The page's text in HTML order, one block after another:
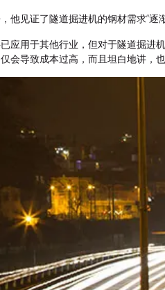
他见证了隧道掘进机的钢材需求“逐
应用于其他行业，但对于隧道掘进
会导致成本过高，而且坦白地讲，